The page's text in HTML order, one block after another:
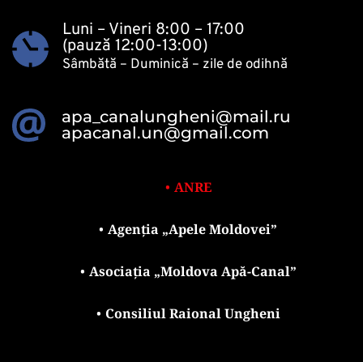
Luni – Vineri 8:00 – 17:00
(pauză 12:00-13:00)
Sâmbătă – Duminică – zile de odihnă
apa_canalungheni@mail.ru
apacanal.un@gmail.com
ANRE
Agenția „Apele Moldovei”
Asociația „Moldova Apă-Canal”
Consiliul Raional Ungheni